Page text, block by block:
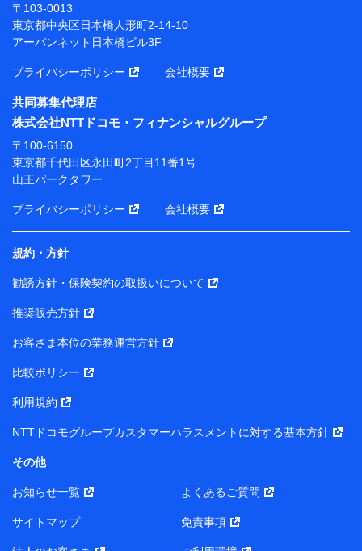
長 吉村 忠義
※ 当社および株式会社NTTドコモは、お客さまの情報
ソナルデータ憲章」に定める行動原則を順守します 。
※ パーソナルデータダッシュボードの「第三者提供の
管理」の設定状態にかかわらず、共同利用する場合があ
ります。
※ dポイントクラブ会員ではないお客さま（2019年12
月11日以降、一度もdポイントクラブ会員であったこと
がないお客さまに限る）に関する、2019年12月10日以
前に取得した個人データは、こちら の利用目的の範囲内
当社は株式会社NTTドコモ・フィナンシャルグループ
との間で、以下のとおり個人データを共同利用しま
す。
【共同して利用される利用データの項目】
当社または株式会社NTTドコモ・フィナンシャルグルー
の個人データ
基本情報
性、連絡先、dポイントサービスのご利用に関する情報。例
所、dポイント残高、dポイント利用履歴などが含まれます。
当社または株式会社NTTドコモ・フィナンシャルグループが
報。例として、当社または株式会社NTTドコモ・フィナンシ
〒103-0013
東京都中央区日本橋人形町2-14-10
アーバンネット日本橋ビル3F
プライバシーポリシー 会社概要
共同募集代理店
株式会社NTTドコモ・フィナンシャルグループ
〒100-6150
東京都千代田区永田町2丁目11番1号
山王パークタワー
プライバシーポリシー 会社概要
規約・方針
勧誘方針・保険契約の取扱いについて
推奨販売方針
お客さま本位の業務運営方針
比較ポリシー
利用規約
NTTドコモグループカスタマーハラスメントに対する基本方針
その他
お知らせ一覧 よくあるご質問
サイトマップ 免責事項